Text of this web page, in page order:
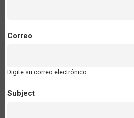
Correo
Digite su correo electrónico.
Subject